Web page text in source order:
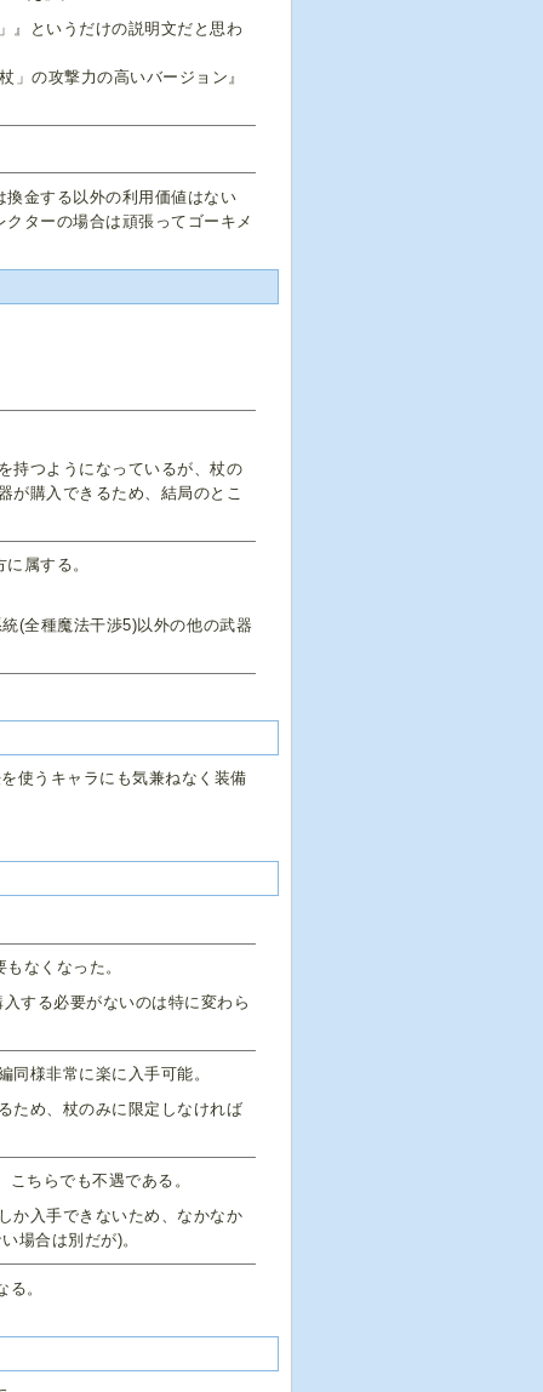
』というだけの説明文だと思わ
」の攻撃力の高いバージョン』
金する以外の利用価値はない
ターの場合は頑張ってゴーキメ
持つようになっているが、杖の
が購入できるため、結局のとこ
属する。
統(全種魔法干渉5)以外の他の武器
使うキャラにも気兼ねなく装備
なくなった。
する必要がないのは特に変わら
同様非常に楽に入手可能。
ため、杖のみに限定しなければ
こちらでも不遇である。
か入手できないため、なかなか
場合は別だが)。
。